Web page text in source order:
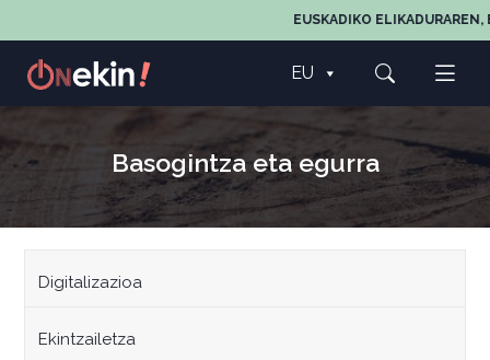
EUSKADIKO ELIKADURAREN,
EU
Basogintza eta egurra
Digitalizazioa
Ekintzailetza